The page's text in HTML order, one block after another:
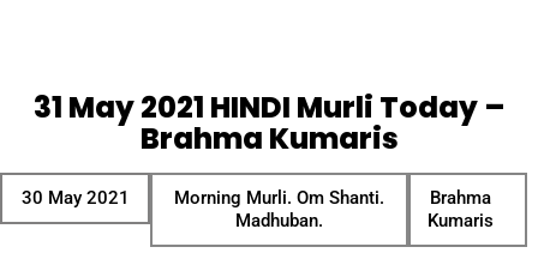
31 May 2021 HINDI Murli Today –
Brahma Kumaris
30 May 2021
Morning Murli. Om Shanti.
Madhuban.
Brahma
Kumaris